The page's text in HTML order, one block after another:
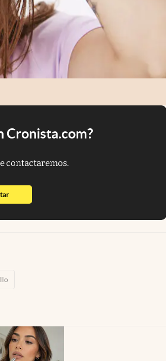
Cronista.com?
contactaremos.
abre en nueva pestaña